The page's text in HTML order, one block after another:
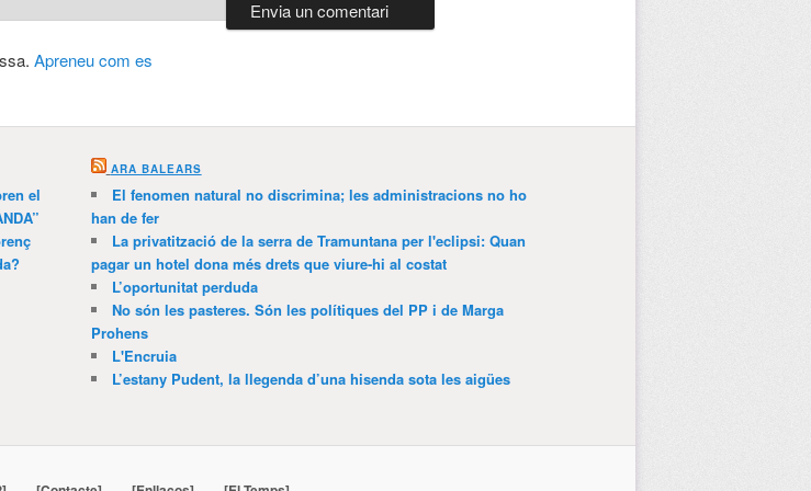
Apreneu com es
el
ARA BALEARS
El fenomen natural no discrimina; les administracions no ho
han de fer
La privatització de la serra de Tramuntana per l'eclipsi: Quan
pagar un hotel dona més drets que viure-hi al costat
L’oportunitat perduda
No són les pasteres. Són les polítiques del PP i de Marga
Prohens
L'Encruia
L’estany Pudent, la llegenda d’una hisenda sota les aigües